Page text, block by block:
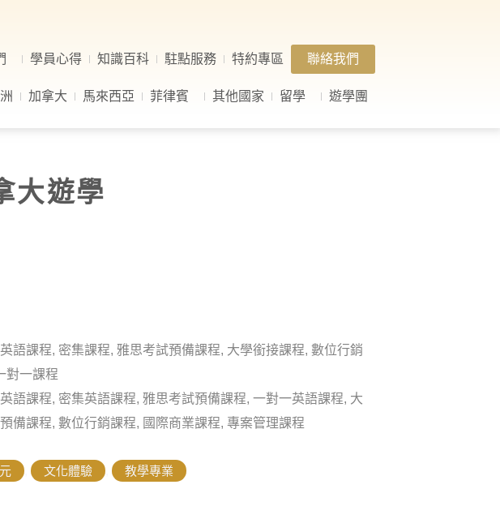
學員心得 知識百科 駐點服務 特約專區 聯絡我們
加拿大 馬來西亞 菲律賓 其他國家 留學 遊學團
大遊學
語課程, 密集課程, 雅思考試預備課程, 大學銜接課程, 數位行銷
對一課程
語課程, 密集英語課程, 雅思考試預備課程, 一對一英語課程, 大
備課程, 數位行銷課程, 國際商業課程, 專案管理課程
文化體驗 教學專業